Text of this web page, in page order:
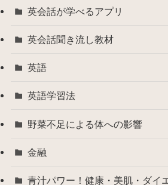
英会話が学べるアプリ
英会話聞き流し教材
英語
英語学習法
野菜不足による体への影響
金融
青汁パワー！健康・美肌・ダイ